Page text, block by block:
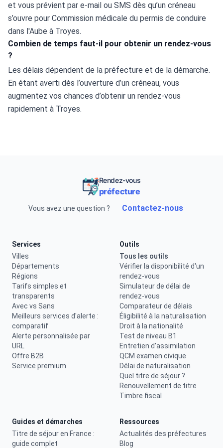
et vous prévient par e-mail ou SMS dès qu’un créneau
s’ouvre pour Commission médicale du permis de conduire
dans l'Aube à Troyes.
Combien de temps faut-il pour obtenir un rendez-vous
?
Les délais dépendent de la préfecture et de la démarche.
En étant averti dès l’ouverture d’un créneau, vous
augmentez vos chances d’obtenir un rendez-vous
rapidement à Troyes.
Rendez-vous
préfecture
Vous avez une question ? Contactez-nous
Services
Villes
Départements
Régions
Tarifs simples et
transparents
Avec vs Sans
Meilleurs services d'alerte :
comparatif
Alerte personnalisée par
URL
Offre B2B
Service premium
Outils
Tous les outils
Vérifier la disponibilité d'un
rendez-vous
Simulateur de délai de
rendez-vous
Comparateur de délais
Éligibilité à la naturalisation
Droit à la nationalité
Test de niveau B1
Entretien d'assimilation
QCM examen civique
Délai de naturalisation
Quel titre de séjour ?
Renouvellement de titre
Timbre fiscal
Guides et démarches
Titre de séjour en France :
guide complet
Ressources
Actualités des préfectures
Blog